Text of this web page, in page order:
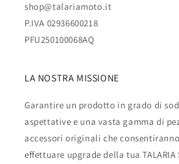
shop@talariamoto.it
P.IVA 02936600218
PFU250100068AQ
LA NOSTRA MISSIONE
Garantire un prodotto in grado di
aspettative e una vasta gamma di
accessori originali che
effettuare upgrade della tua TALARIA